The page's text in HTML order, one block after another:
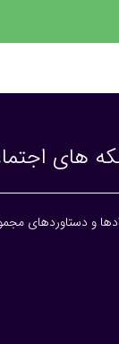
های
و دستاوردهای